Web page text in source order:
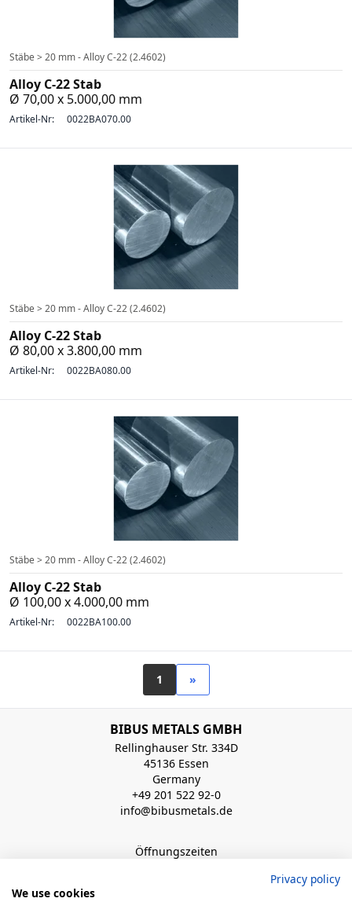
Stäbe > 20 mm - Alloy C-22 (2.4602)
Alloy C-22 Stab
Ø 70,00 x 5.000,00 mm
Artikel-Nr: 0022BA070.00
Stäbe > 20 mm - Alloy C-22 (2.4602)
Alloy C-22 Stab
Ø 80,00 x 3.800,00 mm
Artikel-Nr: 0022BA080.00
Stäbe > 20 mm - Alloy C-22 (2.4602)
Alloy C-22 Stab
Ø 100,00 x 4.000,00 mm
Artikel-Nr: 0022BA100.00
1 »
BIBUS METALS GMBH
Rellinghauser Str. 334D
45136 Essen
Germany
+49 201 522 92-0
info@bibusmetals.de
Öffnungszeiten
Privacy policy
We use cookies